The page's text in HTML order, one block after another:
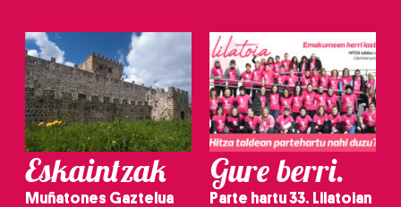
Eskaintzak
Muñatones Gaztelua
Gure berri.
Parte hartu 33. Lilatoian